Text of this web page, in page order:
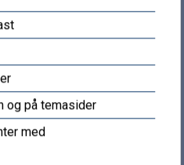
og på temasider
med